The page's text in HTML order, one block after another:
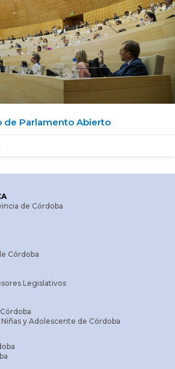
de Parlamento Abierto
de Córdoba
Córdoba
Legislativos
y Adolescente de Córdoba